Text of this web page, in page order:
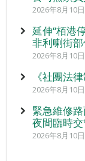
2026年8月10
延伸“栢港
非利喇街
2026年8月10
《社團法
2026年8月10
緊急維修
夜間臨時
2026年8月10